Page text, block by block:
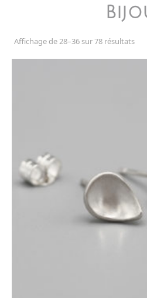
Affichage de 28–36 sur 78 résultats